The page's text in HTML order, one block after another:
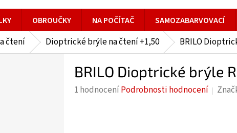
OBROUČKY NA POČÍTAČ SAMOZABARVOVACÍ
čtení Dioptrické brýle na čtení +1,50 BRILO
BRILO Dioptrické brýle
Průměrné
1 hodnoceníPodrobnosti hodnocení